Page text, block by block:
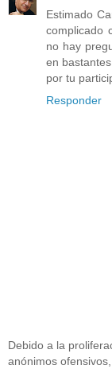
Estimado
complicado
no hay
en
por tu
Responder
Debido a la
anónimos